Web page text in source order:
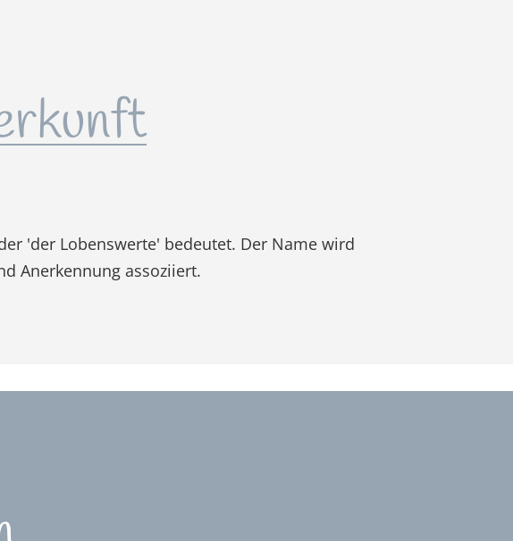
'der Lobenswerte' bedeutet. Der Name wird
Anerkennung assoziiert.